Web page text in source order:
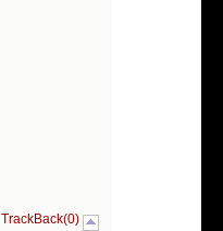
TrackBack(0)